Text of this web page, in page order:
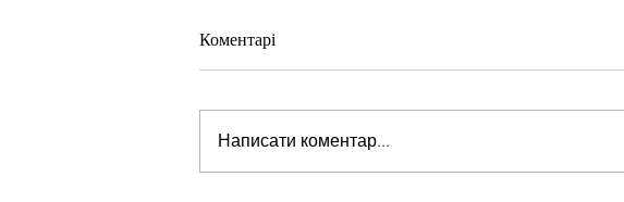
Коментарі
Написати коментар...